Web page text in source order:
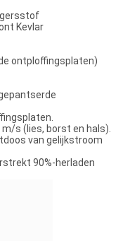
Kevlar
ontploffingsplaten)
s (lies, borst en hals).
van gelijkstroom
90%-herladen